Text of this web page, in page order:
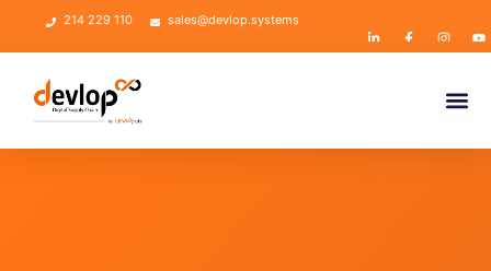
214 229 110 sales@devlop.systems